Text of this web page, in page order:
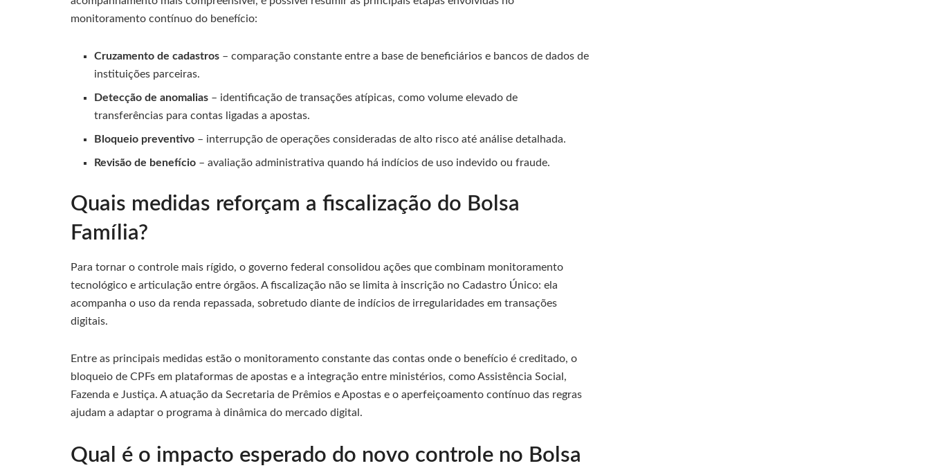
monitoramento contínuo do benefício:
Cruzamento de cadastros – comparação constante entre a base de beneficiários e bancos de dados de
instituições parceiras.
Detecção de anomalias – identificação de transações atípicas, como volume elevado de
transferências para contas ligadas a apostas.
Bloqueio preventivo – interrupção de operações consideradas de alto risco até análise detalhada.
Revisão de benefício – avaliação administrativa quando há indícios de uso indevido ou fraude.
Quais medidas reforçam a fiscalização do Bolsa
Família?
Para tornar o controle mais rígido, o governo federal consolidou ações que combinam monitoramento
tecnológico e articulação entre órgãos. A fiscalização não se limita à inscrição no Cadastro Único: ela
acompanha o uso da renda repassada, sobretudo diante de indícios de irregularidades em transações
digitais.
Entre as principais medidas estão o monitoramento constante das contas onde o benefício é creditado, o
bloqueio de CPFs em plataformas de apostas e a integração entre ministérios, como Assistência Social,
Fazenda e Justiça. A atuação da Secretaria de Prêmios e Apostas e o aperfeiçoamento contínuo das regras
ajudam a adaptar o programa à dinâmica do mercado digital.
Qual é o impacto esperado do novo controle no Bolsa